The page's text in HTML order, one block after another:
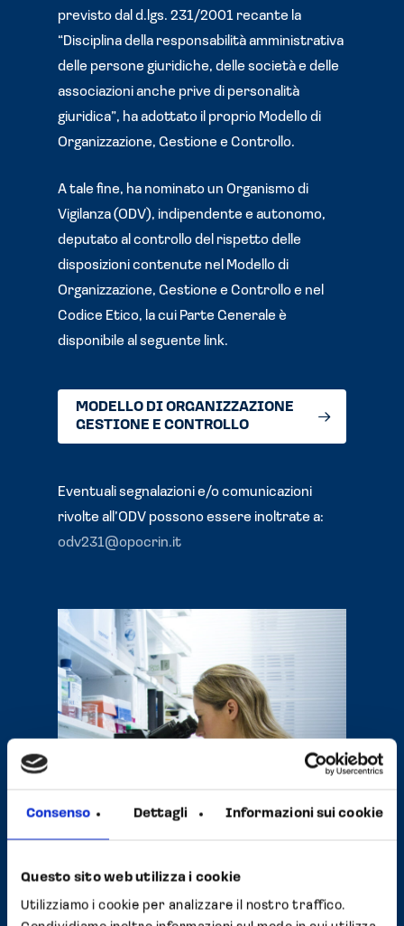
Consenso Dettagli Informazioni sui cookie
Questo sito web utilizza i cookie
Utilizziamo i cookie per analizzare il nostro traffico.
previsto dal d.lgs. 231/2001 recante la
“Disciplina della responsabilità amministrativa
delle persone giuridiche, delle società e delle
associazioni anche prive di personalità
giuridica”, ha adottato il proprio Modello di
Organizzazione, Gestione e Controllo.
A tale fine, ha nominato un Organismo di
Vigilanza (ODV), indipendente e autonomo,
deputato al controllo del rispetto delle
disposizioni contenute nel Modello di
Organizzazione, Gestione e Controllo e nel
Codice Etico, la cui Parte Generale è
disponibile al seguente link.
MODELLO DI ORGANIZZAZIONE
GESTIONE E CONTROLLO
Eventuali segnalazioni e/o comunicazioni
rivolte all’ODV possono essere inoltrate a:
odv231@opocrin.it